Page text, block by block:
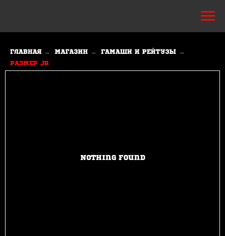
ГЛАВНАЯ → МАГАЗИН → ГАМАШИ И РЕЙТУЗЫ →
РАЗМЕР JR
Nothing found